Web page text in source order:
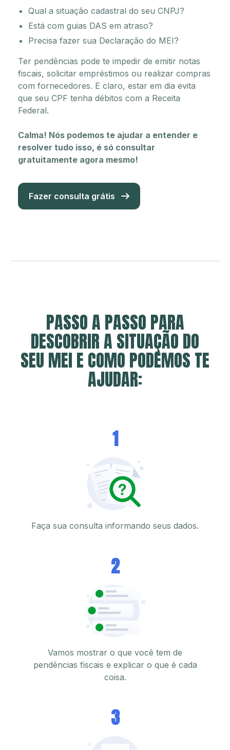
Qual a situação cadastral do seu CNPJ?
Está com guias DAS em atraso?
Precisa fazer sua Declaração do MEI?
Ter pendências pode te impedir de emitir notas
fiscais, solicitar empréstimos ou realizar compras
com fornecedores. E claro, estar em dia evita
que seu CPF tenha débitos com a Receita
Federal.
Calma! Nós podemos te ajudar a entender e
resolver tudo isso, é só consultar
gratuitamente agora mesmo!
Fazer consulta grátis
PASSO A PASSO PARA
DESCOBRIR A SITUAÇÃO DO
SEU MEI E COMO PODEMOS TE
AJUDAR:
1
Faça sua consulta informando seus dados.
2
Vamos mostrar o que você tem de
pendências fiscais e explicar o que é cada
coisa.
3